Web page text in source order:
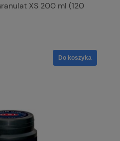
XS 200 ml (120
Do koszyka